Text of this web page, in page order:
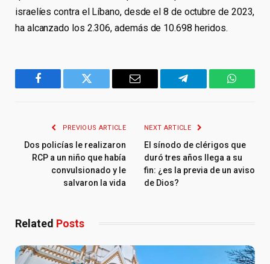
israelíes contra el Líbano, desde el 8 de octubre de 2023,
ha alcanzado los 2.306, además de 10.698 heridos.
Facebook Twitter Email Telegram
PREVIOUS ARTICLE
Dos policías le realizaron
RCP a un niño que había
convulsionado y le
salvaron la vida
NEXT ARTICLE
El sínodo de clérigos que
duró tres años llega a su
fin: ¿es la previa de un aviso
de Dios?
Related Posts